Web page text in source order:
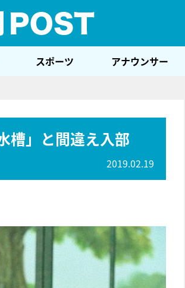
スポーツ アナウンサー
槽」と間違え入部
2019.02.19